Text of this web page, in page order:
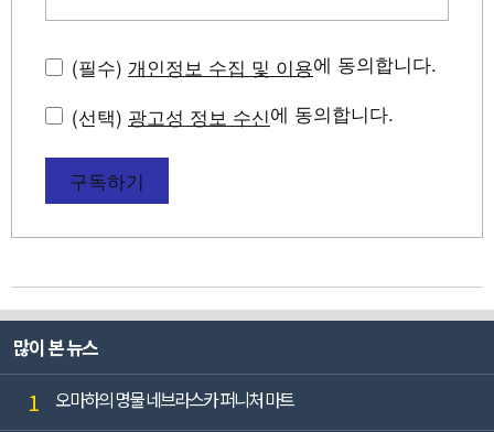
(필수) 개인정보 수집 및 이용에 동의합니다.
(선택) 광고성 정보 수신에 동의합니다.
구독하기
많이 본 뉴스
1 오마하의 명물 네브라스카 퍼니처 마트